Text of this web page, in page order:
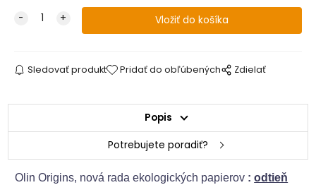
Sledovať produkt Pridať do obľúbených Zdielať
Popis
Potrebujete poradiť?
Olin Origins, nová rada ekologických papierov :odtieň